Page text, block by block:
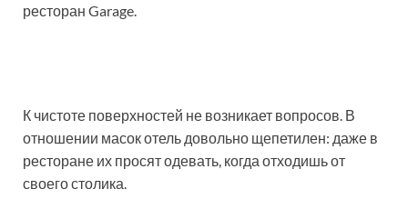
ресторан Garage.
К чистоте поверхностей не возникает вопросов. В
отношении масок отель довольно щепетилен: даже в
ресторане их просят одевать, когда отходишь от
своего столика.